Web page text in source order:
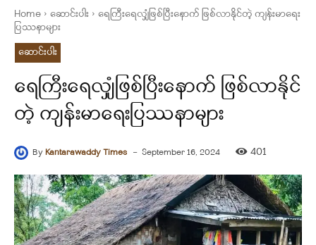
Home ဆောင်းပါး
ရေကြီးရေလျှံဖြစ်ပြီးနောက် ဖြစ်လာနိုင်တဲ့ ကျန်းမာရေး
ပြဿနာများ
ဆောင်းပါး
ရေကြီးရေလျှံဖြစ်ပြီးနောက် ဖြစ်လာနိုင်
တဲ့ ကျန်းမာရေးပြဿနာများ
ByKantarawaddy Times - September 16, 2024 401